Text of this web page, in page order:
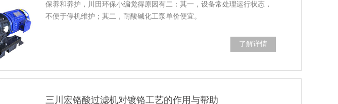
保养和养护，川田环保小编觉得原因有二：其一，设备常处理运行状态，
不便于停机维护；其二，耐酸碱化工泵单价便宜。
了解详情
三川宏铬酸过滤机对镀铬工艺的作用与帮助